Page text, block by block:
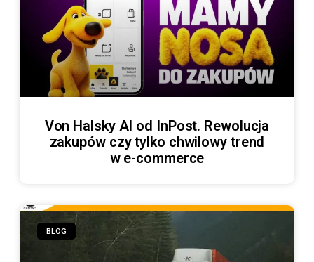
Von Halsky AI od InPost. Rewolucja
zakupów czy tylko chwilowy trend
w e-commerce
BLOG